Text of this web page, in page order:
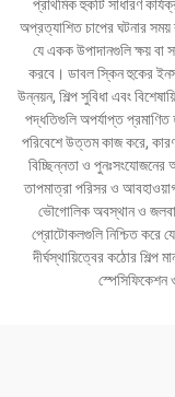
প্রাথমিক হুকটি সাধারণ
অপ্রত্যাশিত চাপের ঘটনার সময়
যে একক উপাদানগুলি ক্ষয় বা
করবে। ডাবল স্কিন হুকের
উন্নয়ন, শিল্প সুবিধা এবং
পদ্ধতিগুলি অপর্যাপ্ত প্রমাণিত
পরিবেশে উত্তম কাজ করে,
বিচ্ছিন্নতা ও পুনঃসংযোজনের
তাপমাত্রা পরিসর ও
ভৌগোলিক অবস্থান ও
প্রোটোকলগুলি নিশ্চিত করে
দীর্ঘস্থায়িত্বের কঠোর
স্পেসিফিকেশন